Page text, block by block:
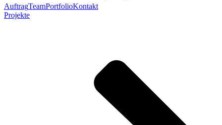
AuftragTeamPortfolioKontakt
Projekte